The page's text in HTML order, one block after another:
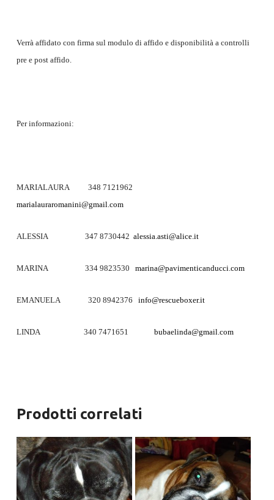
Verrà affidato con firma sul modulo di affido e disponibilità a controlli
pre e post affido.
Per informazioni:
MARIALAURA 348 7121962
marialauraromanini@gmail.com
ALESSIA 347 8730442 alessia.asti@alice.it
MARINA 334 9823530 marina@pavimenticanducci.com
EMANUELA 320 8942376 info@rescueboxer.it
LINDA 340 7471651 bubaelinda@gmail.com
Prodotti correlati